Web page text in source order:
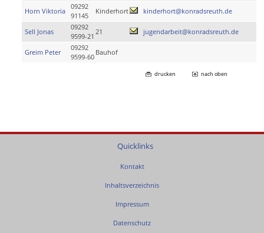
Horn Viktoria
09292
91145
Kinderhort kinderhort@konradsreuth.de
Sell Jonas
09292
9599-21
21 jugendarbeit@konradsreuth.de
Greim Peter
09292
9599-60
Bauhof
drucken nach oben
Quicklinks
Kontakt
Inhaltsverzeichnis
Impressum
Datenschutz